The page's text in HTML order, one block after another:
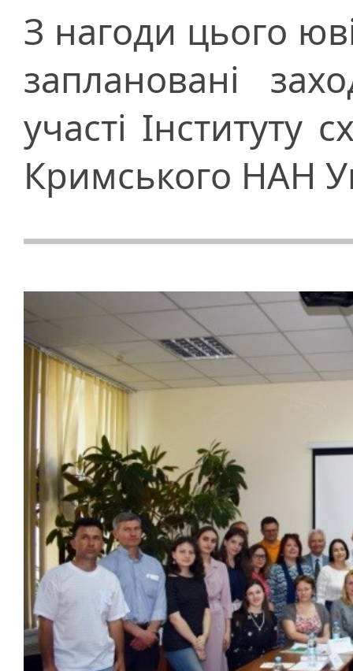
З нагоди цього
заплановані
участі Інституту
Кримського НАН